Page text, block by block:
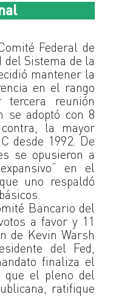
Federal de
del Sistema de la
mantener la
en el rango
reunión
se adoptó con 8
la mayor
desde 1992. De
se opusieron a
en el
uno respaldó
Bancario del
a favor y 11
de Kevin Warsh
del Fed,
finaliza el
que el pleno del
ratifique